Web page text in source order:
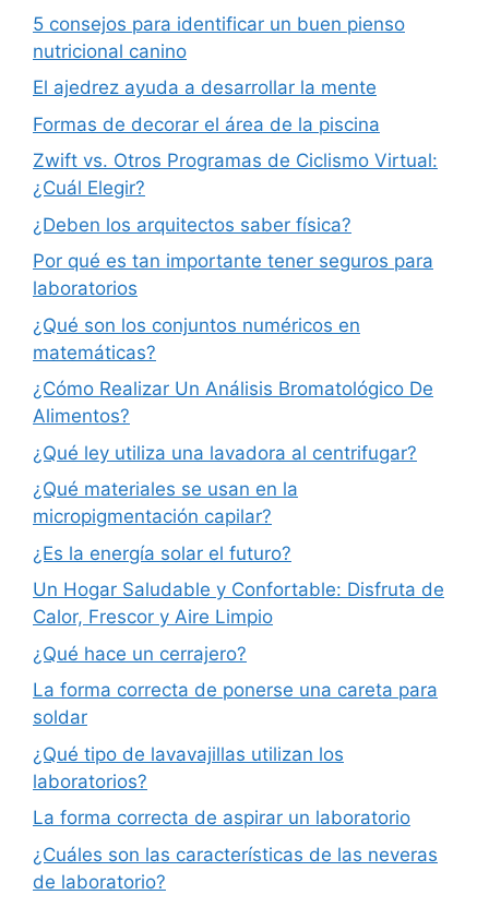
5 consejos para identificar un buen pienso
nutricional canino
El ajedrez ayuda a desarrollar la mente
Formas de decorar el área de la piscina
Zwift vs. Otros Programas de Ciclismo Virtual:
¿Cuál Elegir?
¿Deben los arquitectos saber física?
Por qué es tan importante tener seguros para
laboratorios
¿Qué son los conjuntos numéricos en
matemáticas?
¿Cómo Realizar Un Análisis Bromatológico De
Alimentos?
¿Qué ley utiliza una lavadora al centrifugar?
¿Qué materiales se usan en la
micropigmentación capilar?
¿Es la energía solar el futuro?
Un Hogar Saludable y Confortable: Disfruta de
Calor, Frescor y Aire Limpio
¿Qué hace un cerrajero?
La forma correcta de ponerse una careta para
soldar
¿Qué tipo de lavavajillas utilizan los
laboratorios?
La forma correcta de aspirar un laboratorio
¿Cuáles son las características de las neveras
de laboratorio?